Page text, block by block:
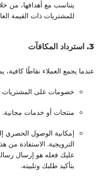
يتناسب مع أهدافها، من
للمشتريات ذات القيمة
3. استرداد المكافآت
عندما يجمع العملاء نقاطًا كافية،
خصومات على المشتريات
منتجات أو خدمات مجانية.
إمكانية الوصول الحصري
الترويجية. الاستفادة من
عليك فعله هو إرسال
بتأكيد طلبك وتلبيته.